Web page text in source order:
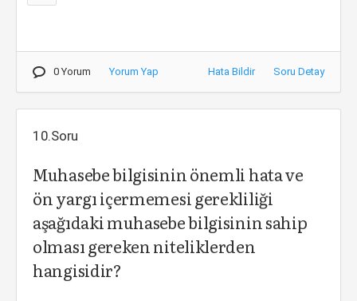
0 Yorum Yorum Yap Hata Bildir Soru Detay
10.Soru
Muhasebe bilgisinin önemli hata ve
ön yargı içermemesi gerekliliği
aşağıdaki muhasebe bilgisinin sahip
olması gereken niteliklerden
hangisidir?